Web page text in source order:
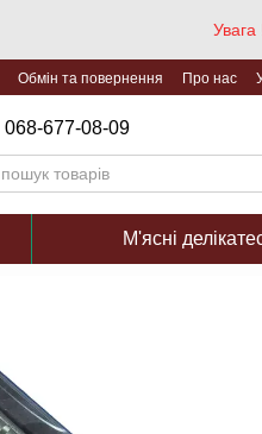
Обмін та повернення Про нас
068-677-08-09
М'ясні